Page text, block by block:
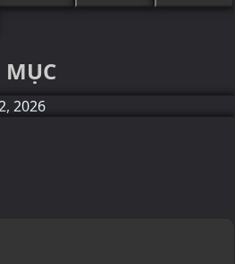
MỤC
2026